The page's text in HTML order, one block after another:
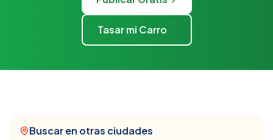
Tasar mi Carro
Buscar en otras ciudades